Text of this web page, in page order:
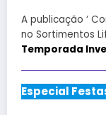
A publicação ‘
no Sortimentos
Temporada
Especial